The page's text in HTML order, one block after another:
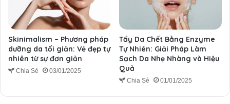
Skinimalism – Phương pháp
dưỡng da tối giản: Vẻ đẹp tự
nhiên từ sự đơn giản
Chia Sẻ 03/01/2025
Tẩy Da Chết Bằng Enzyme
Tự Nhiên: Giải Pháp Làm
Sạch Da Nhẹ Nhàng và Hiệu
Quả
Chia Sẻ 01/01/2025